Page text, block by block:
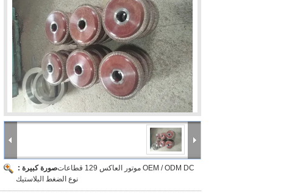
صورة كبيرة :OEM / ODM DC موتور العاكس 129 قطاعات
نوع الضغط البلاستيك